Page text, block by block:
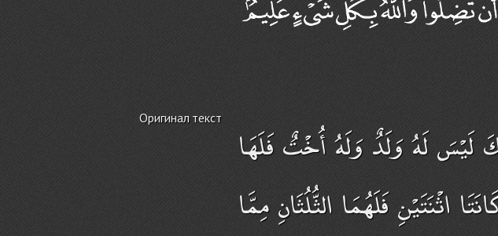
Оригинал текст
لَيْسَ لَهُ وَلَدٌ وَلَهُ أُخْتٌ فَلَهَا
فَلَهُمَا الثُّلُثَانِ مِمَّا